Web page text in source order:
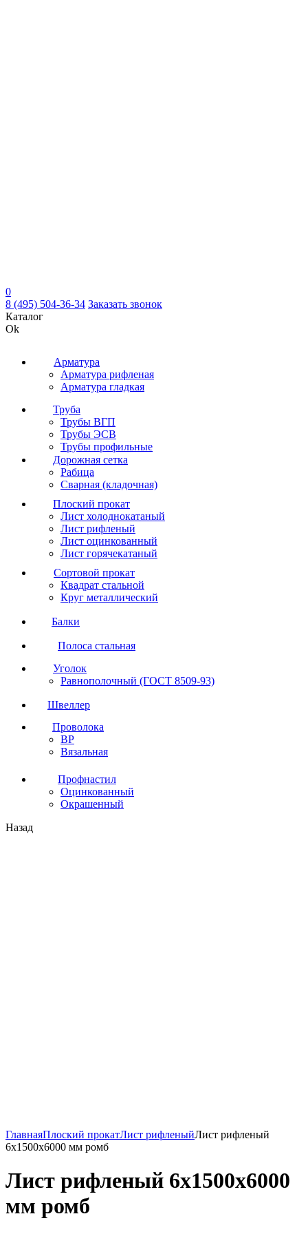
0
8 (495) 504-36-34 Заказать звонок
Каталог
Ok
Арматура
Арматура рифленая
Арматура гладкая
Труба
Трубы ВГП
Трубы ЭСВ
Трубы профильные
Дорожная сетка
Рабица
Сварная (кладочная)
Плоский прокат
Лист холоднокатаный
Лист рифленый
Лист оцинкованный
Лист горячекатаный
Сортовой прокат
Квадрат стальной
Круг металлический
Балки
Полоса стальная
Уголок
Равнополочный (ГОСТ 8509-93)
Швеллер
Проволока
ВР
Вязальная
Профнастил
Оцинкованный
Окрашенный
Назад
ГлавнаяПлоский прокатЛист рифленыйЛист рифленый
6х1500х6000 мм ромб
Лист рифленый 6х1500х6000
мм ромб